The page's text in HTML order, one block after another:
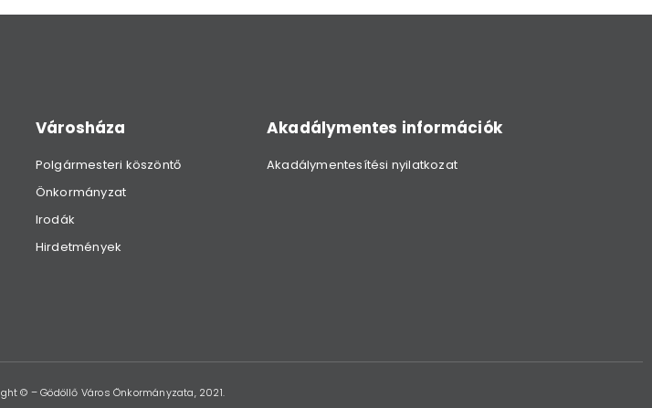
Városháza
Polgármesteri köszöntő
Önkormányzat
Irodák
Hirdetmények
Akadálymentes információk
Akadálymentesítési nyilatkozat
© – Gödöllő Város Önkormányzata, 2021.